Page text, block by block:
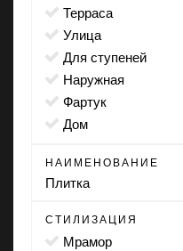
терраса
улица
для ступеней
наружная
фартук
дом
НАИМЕНОВАНИЕ
Плитка
СТИЛИЗАЦИЯ
мрамор